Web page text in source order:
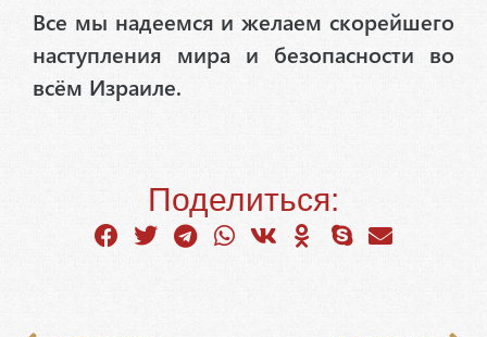
Все мы надеемся и желаем скорейшего
наступления мира и безопасности во
всём Израиле.
Поделиться: